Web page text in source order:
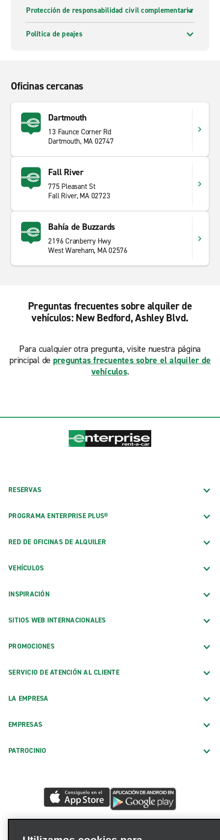
Protección de responsabilidad civil complementaria
Política de peajes
Oficinas cercanas
Dartmouth
13 Faunce Corner Rd
Dartmouth, MA 02747
Fall River
775 Pleasant St
Fall River, MA 02723
Bahía de Buzzards
2196 Cranberry Hwy
West Wareham, MA 02576
Preguntas frecuentes sobre alquiler de
vehículos: New Bedford, Ashley Blvd.
Para cualquier otra pregunta, visite nuestra página
principal de preguntas frecuentes sobre el alquiler de
vehículos.
RESERVAS
PROGRAMA ENTERPRISE PLUS®
RED DE OFICINAS DE ALQUILER
VEHÍCULOS
INSPIRACIÓN
SITIOS WEB INTERNACIONALES
PROMOCIONES
SERVICIO DE ATENCIÓN AL CLIENTE
LA EMPRESA
EMPRESAS
PATROCINIO